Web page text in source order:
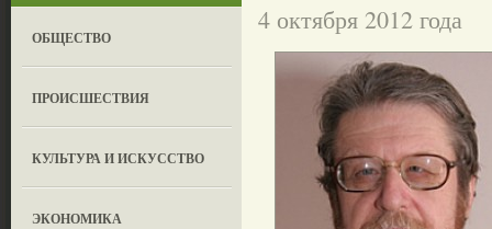
ОБЩЕСТВО
ПРОИСШЕСТВИЯ
КУЛЬТУРА И ИСКУССТВО
ЭКОНОМИКА
4 октября 2012 года